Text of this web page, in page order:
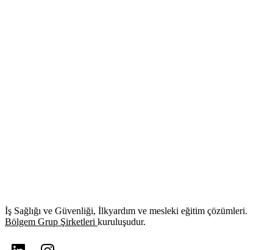
İş Sağlığı ve Güvenliği, İlkyardım ve mesleki eğitim çözümleri.
Bölgem Grup Şirketleri kuruluşudur.